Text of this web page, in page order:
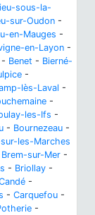
sous-la-
sur-Oudon -
en-Mauges -
en-Layon -
- Benet - Bierné-
-
lès-Laval -
-
les-Ifs -
- Bournezeau -
les-Marches
Brem-sur-Mer -
- Briollay -
-
- Carquefou -
-